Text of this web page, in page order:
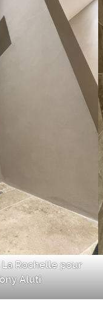
Rochelle pour
Aluti